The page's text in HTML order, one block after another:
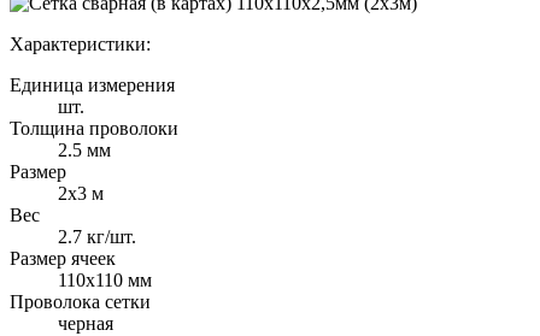
Характеристики:
Единица измерения
шт.
Толщина проволоки
2.5 мм
Размер
2х3 м
Вес
2.7 кг/шт.
Размер ячеек
110х110 мм
Проволока сетки
черная